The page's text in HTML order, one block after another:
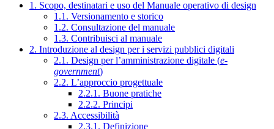
1. Scopo, destinatari e uso del Manuale operativo di design
1.1. Versionamento e storico
1.2. Consultazione del manuale
1.3. Contribuisci al manuale
2. Introduzione al design per i servizi pubblici digitali
2.1. Design per l’amministrazione digitale (e-
government)
2.2. L’approccio progettuale
2.2.1. Buone pratiche
2.2.2. Principi
2.3. Accessibilità
2.3.1. Definizione